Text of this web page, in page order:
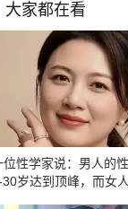
大家都在看
位性学家说：男人的
岁达到顶峰，而女人